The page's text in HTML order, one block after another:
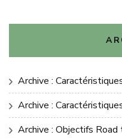
Archive :
Archive :
Archive : Objectifs